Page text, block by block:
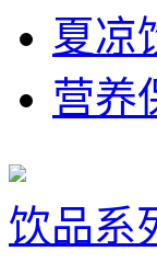
夏凉
营养
饮品系